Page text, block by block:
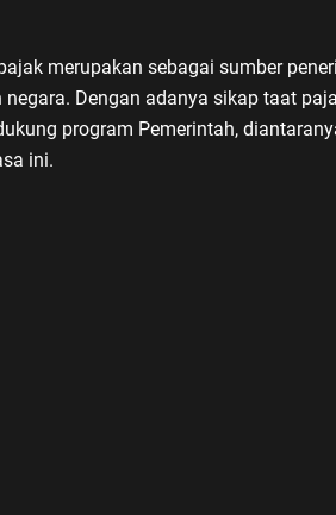
merupakan sebagai sumber
Dengan adanya sikap taat
program Pemerintah,
ini.